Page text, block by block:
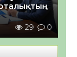
29 0